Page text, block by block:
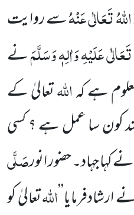
تَعَالٰی عَنْہُسے روایت
عَلَیْہِ وَاٰلِہٖ وَسَلَّمَنے
ہے کہاللّٰہتعالیٰ کے
کون سا عمل ہے ؟ کسی
کہا جہاد۔حضور انورصَلَّی
ارشادفرمایا’’اللّٰہتعالیٰ کو